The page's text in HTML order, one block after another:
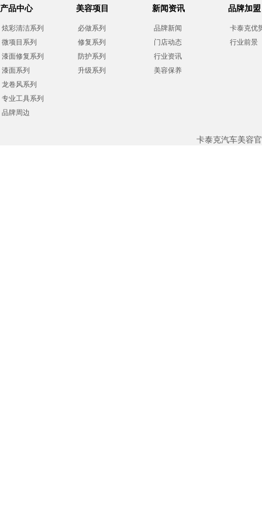
产品中心
炫彩清洁系列
微项目系列
漆面修复系列
漆面系列
龙卷风系列
专业工具系列
品牌周边
美容项目
必做系列
修复系列
防护系列
升级系列
新闻资讯
品牌新闻
门店动态
行业资讯
美容保养
品牌加盟
卡泰克优
行业前景
卡泰克汽车美容